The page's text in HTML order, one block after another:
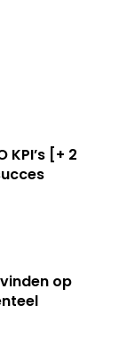
KPI’s [+ 2
op